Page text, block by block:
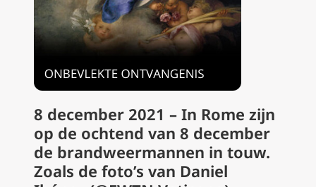
8 december 2021 – In Rome zijn
op de ochtend van 8 december
de brandweermannen in touw.
Zoals de foto’s van Daniel